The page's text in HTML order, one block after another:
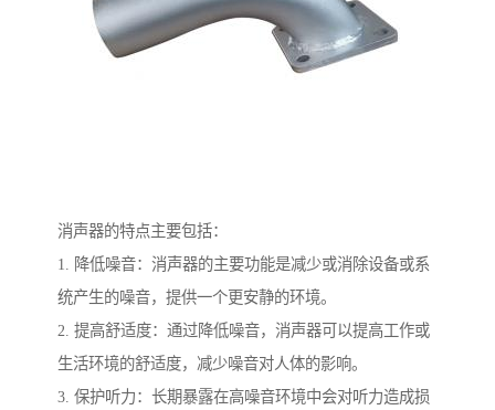
消声器的特点主要包括：
1. 降低噪音：消声器的主要功能是减少或消除设备或系
统产生的噪音，提供一个更安静的环境。
2. 提高舒适度：通过降低噪音，消声器可以提高工作或
生活环境的舒适度，减少噪音对人体的影响。
3. 保护听力：长期暴露在高噪音环境中会对听力造成损